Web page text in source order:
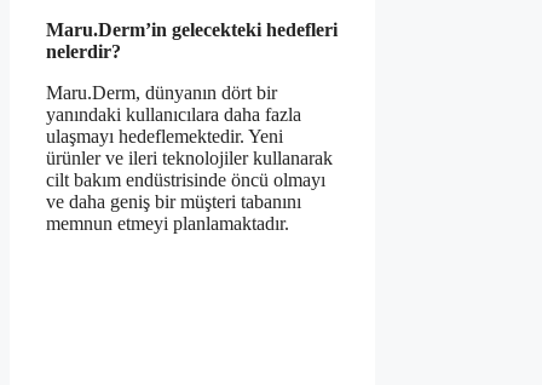
Maru.Derm’in gelecekteki hedefleri
nelerdir?
Maru.Derm, dünyanın dört bir
yanındaki kullanıcılara daha fazla
ulaşmayı hedeflemektedir. Yeni
ürünler ve ileri teknolojiler kullanarak
cilt bakım endüstrisinde öncü olmayı
ve daha geniş bir müşteri tabanını
memnun etmeyi planlamaktadır.